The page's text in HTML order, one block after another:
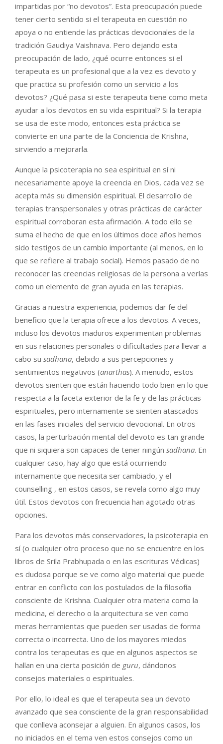
impartidas por “no devotos”. Esta preocupación puede
tener cierto sentido si el terapeuta en cuestión no
apoya o no entiende las prácticas devocionales de la
tradición Gaudiya Vaishnava. Pero dejando esta
preocupación de lado, ¿qué ocurre entonces si el
terapeuta es un profesional que a la vez es devoto y
que practica su profesión como un servicio a los
devotos? ¿Qué pasa si este terapeuta tiene como meta
ayudar a los devotos en su vida espiritual? Si la terapia
se usa de este modo, entonces esta práctica se
convierte en una parte de la Conciencia de Krishna,
sirviendo a mejorarla.
Aunque la psicoterapia no sea espiritual en sí ni
necesariamente apoye la creencia en Dios, cada vez se
acepta más su dimensión espiritual. El desarrollo de
terapias transpersonales y otras prácticas de carácter
espiritual corroboran esta afirmación. A todo ello se
suma el hecho de que en los últimos doce años hemos
sido testigos de un cambio importante (al menos, en lo
que se refiere al trabajo social). Hemos pasado de no
reconocer las creencias religiosas de la persona a verlas
como un elemento de gran ayuda en las terapias.
Gracias a nuestra experiencia, podemos dar fe del
beneficio que la terapia ofrece a los devotos. A veces,
incluso los devotos maduros experimentan problemas
en sus relaciones personales o dificultades para llevar a
cabo su sadhana, debido a sus percepciones y
sentimientos negativos (anarthas). A menudo, estos
devotos sienten que están haciendo todo bien en lo que
respecta a la faceta exterior de la fe y de las prácticas
espirituales, pero internamente se sienten atascados
en las fases iniciales del servicio devocional. En otros
casos, la perturbación mental del devoto es tan grande
que ni siquiera son capaces de tener ningún sadhana. En
cualquier caso, hay algo que está ocurriendo
internamente que necesita ser cambiado, y el
counselling , en estos casos, se revela como algo muy
útil. Estos devotos con frecuencia han agotado otras
opciones.
Para los devotos más conservadores, la psicoterapia en
sí (o cualquier otro proceso que no se encuentre en los
libros de Srila Prabhupada o en las escrituras Védicas)
es dudosa porque se ve como algo material que puede
entrar en conflicto con los postulados de la filosofía
consciente de Krishna. Cualquier otra materia como la
medicina, el derecho o la arquitectura se ven como
meras herramientas que pueden ser usadas de forma
correcta o incorrecta. Uno de los mayores miedos
contra los terapeutas es que en algunos aspectos se
hallan en una cierta posición de guru, dándonos
consejos materiales o espirituales.
Por ello, lo ideal es que el terapeuta sea un devoto
avanzado que sea consciente de la gran responsabilidad
que conlleva aconsejar a alguien. En algunos casos, los
no iniciados en el tema ven estos consejos como un